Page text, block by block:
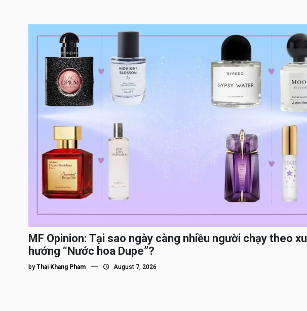
MF Opinion: Tại sao ngày càng nhiều người chạy theo xu
hướng “Nước hoa Dupe”?
by Thai Khang Pham August 7, 2026